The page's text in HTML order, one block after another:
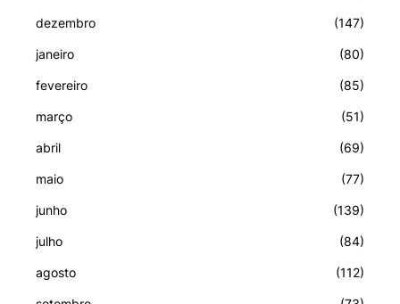
dezembro (147)
janeiro (80)
fevereiro (85)
março (51)
abril (69)
maio (77)
junho (139)
julho (84)
agosto (112)